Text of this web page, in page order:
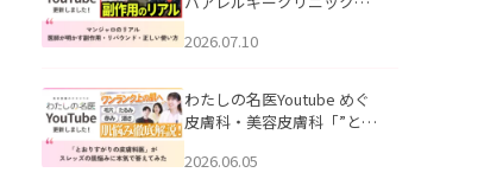
医師が明かす副作用・リバ
公開いたしました。
2026.07.10
わたしの名医Youtube めぐ
皮膚科・美容皮膚科「”とお
ッズの肌悩みに本気で答え
2026.06.05